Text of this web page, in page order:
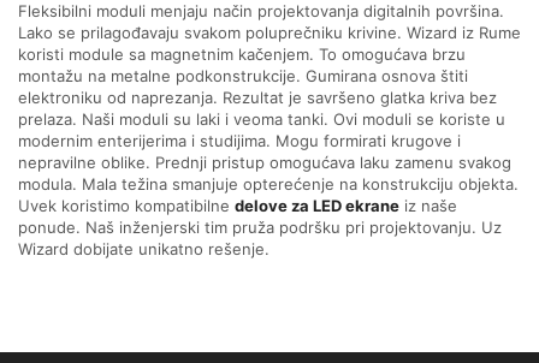
Fleksibilni moduli menjaju način projektovanja digitalnih površina.
Lako se prilagođavaju svakom poluprečniku krivine. Wizard iz Rume
koristi module sa magnetnim kačenjem. To omogućava brzu
montažu na metalne podkonstrukcije. Gumirana osnova štiti
elektroniku od naprezanja. Rezultat je savršeno glatka kriva bez
prelaza. Naši moduli su laki i veoma tanki. Ovi moduli se koriste u
modernim enterijerima i studijima. Mogu formirati krugove i
nepravilne oblike. Prednji pristup omogućava laku zamenu svakog
modula. Mala težina smanjuje opterećenje na konstrukciju objekta.
Uvek koristimo kompatibilne delove za LED ekrane iz naše
ponude. Naš inženjerski tim pruža podršku pri projektovanju. Uz
Wizard dobijate unikatno rešenje.